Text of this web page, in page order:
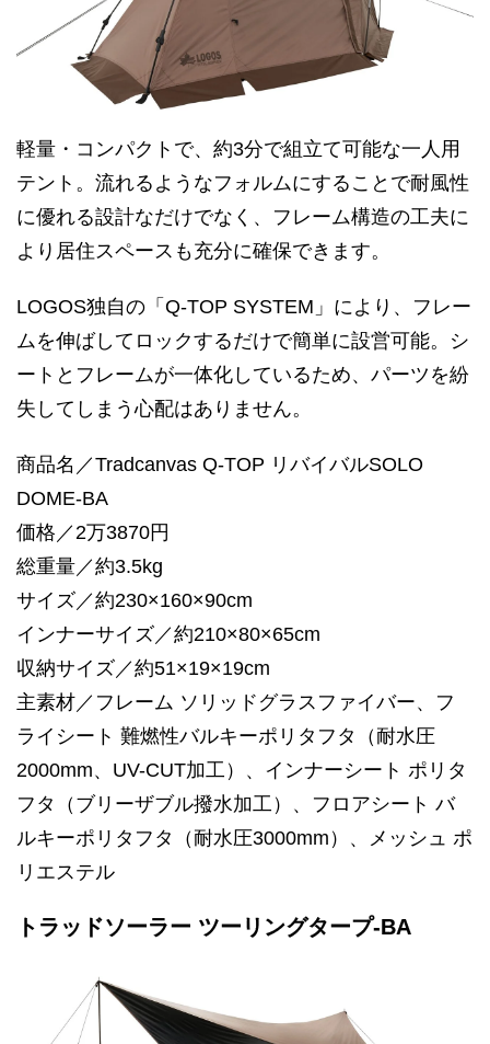
軽量・コンパクトで、約3分で組立て可能な一人用
テント。流れるようなフォルムにすることで耐風性
に優れる設計なだけでなく、フレーム構造の工夫に
より居住スペースも充分に確保できます。
LOGOS独自の「Q-TOP SYSTEM」により、フレー
ムを伸ばしてロックするだけで簡単に設営可能。シ
ートとフレームが一体化しているため、パーツを紛
失してしまう心配はありません。
商品名／Tradcanvas Q-TOP リバイバルSOLO
DOME-BA
価格／2万3870円
総重量／約3.5kg
サイズ／約230×160×90cm
インナーサイズ／約210×80×65cm
収納サイズ／約51×19×19cm
主素材／フレーム ソリッドグラスファイバー、フ
ライシート 難燃性バルキーポリタフタ（耐水圧
2000mm、UV-CUT加工）、インナーシート ポリタ
フタ（ブリーザブル撥水加工）、フロアシート バ
ルキーポリタフタ（耐水圧3000mm）、メッシュ ポ
リエステル
トラッドソーラー ツーリングタープ-BA